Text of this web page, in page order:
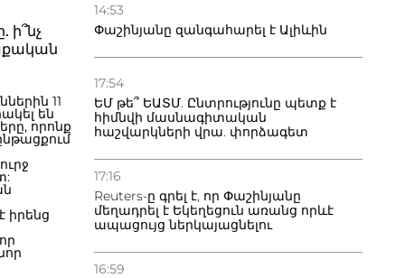
11
են
որոնք
իրենց
14:53
Փաշինյանը զանգահարել է Ալիևին
17:54
ԵՄ թե՞ ԵԱՏՄ. Ընտրությունը պետք է
հիմնվի մասնագիտական
հաշվարկների վրա. փորձագետ
17:16
Reuters-ը գրել է, որ Փաշինյանը
մեղադրել է Եկեղեցուն առանց որևէ
ապացույց ներկայացնելու
16:59